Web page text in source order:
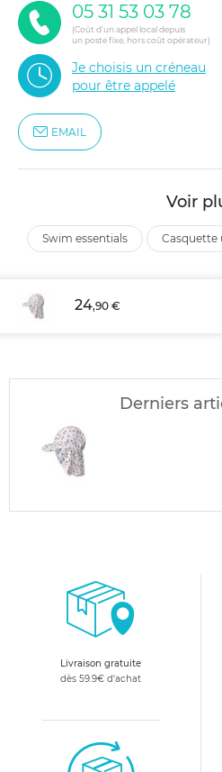
05 31 53 03 78
(Coût d'un appel local depuis
un poste fixe, hors coût opérateur)
Je choisis un créneau
pour être appelé
EMAIL
Voir
swim essentials casquette
24,90 €
Derniers
Livraison gratuite
dès 59.9€ d'achat